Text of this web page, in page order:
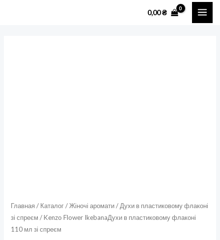
0,00₴
Главная / Каталог/Жіночі аромати/ Духи в пластиковому флаконі
зі спреєм / Kenzo Flower IkebanaДухи в пластиковому флаконі
110 мл зі спреєм